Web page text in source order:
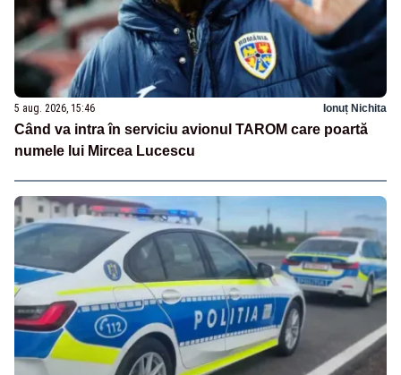
5 aug. 2026, 15:46 Ionuț Nichita
Când va intra în serviciu avionul TAROM care poartă
numele lui Mircea Lucescu